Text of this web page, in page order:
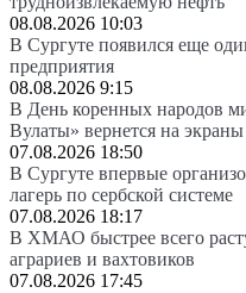
08.08.2026 10:03
В Сургуте появился еще
предприятия
08.08.2026 9:15
В День коренных народов
Вулаты» вернется на экраны
07.08.2026 18:50
В Сургуте впервые
лагерь по сербской системе
07.08.2026 18:17
В ХМАО быстрее всего
аграриев и вахтовиков
07.08.2026 17:45